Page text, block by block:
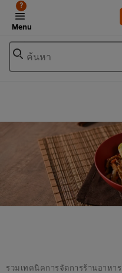
Menu
?
ค้นหา
รวมเทคนิคการจัดการร้านอาหาร